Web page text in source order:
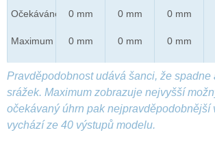
Očekáváno
Maximum
0 mm
0 mm
0 mm
0 mm
0 mm
0 mm
Pravděpodobnost udává šanci, že spadne
srážek. Maximum zobrazuje nejvyšší
očekávaný úhrn pak nejpravděpodobnější
vychází ze 40 výstupů modelu.